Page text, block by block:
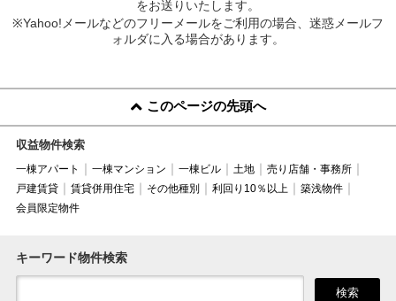
をお送りいたします。
※Yahoo!メールなどのフリーメールをご利用の場合、迷惑メールフ
ォルダに入る場合があります。
このページの先頭へ
収益物件検索
一棟アパート 一棟マンション 一棟ビル 土地
売り店舗・事務所
戸建賃貸
賃貸併用住宅 その他種別 利回り10％以上
築浅物件
会員限定物件
キーワード物件検索
検索